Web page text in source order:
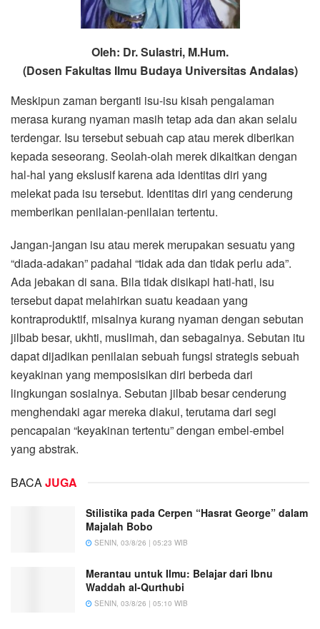
Oleh: Dr. Sulastri, M.Hum.
(Dosen Fakultas Ilmu Budaya Universitas Andalas)
Meskipun zaman berganti isu-isu kisah pengalaman
merasa kurang nyaman masih tetap ada dan akan selalu
terdengar. Isu tersebut sebuah cap atau merek diberikan
kepada seseorang. Seolah-olah merek dikaitkan dengan
hal-hal yang ekslusif karena ada identitas diri yang
melekat pada isu tersebut. Identitas diri yang cenderung
memberikan penilaian-penilaian tertentu.
Jangan-jangan isu atau merek merupakan sesuatu yang
“diada-adakan” padahal “tidak ada dan tidak perlu ada”.
Ada jebakan di sana. Bila tidak disikapi hati-hati, isu
tersebut dapat melahirkan suatu keadaan yang
kontraproduktif, misalnya kurang nyaman dengan sebutan
jilbab besar, ukhti, muslimah, dan sebagainya. Sebutan itu
dapat dijadikan penilaian sebuah fungsi strategis sebuah
keyakinan yang memposisikan diri berbeda dari
lingkungan sosialnya. Sebutan jilbab besar cenderung
menghendaki agar mereka diakui, terutama dari segi
pencapaian “keyakinan tertentu” dengan embel-embel
yang abstrak.
BACAJUGA
Stilistika pada Cerpen “Hasrat George” dalam
Majalah Bobo
SENIN, 03/8/26 | 05:23 WIB
Merantau untuk Ilmu: Belajar dari Ibnu
Waddah al-Qurthubi
SENIN, 03/8/26 | 05:10 WIB